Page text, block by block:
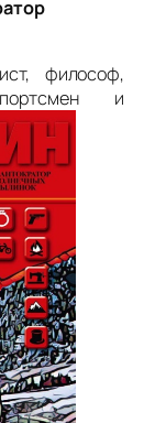
философ,
и